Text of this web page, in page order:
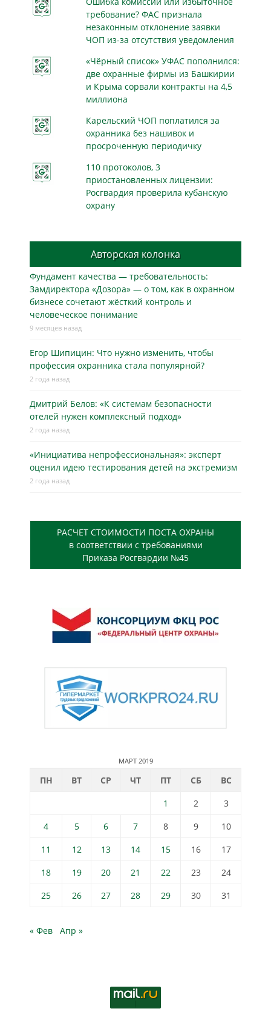
требование? ФАС признала
незаконным отклонение заявки
ЧОП из-за отсутствия уведомления
«Чёрный список» УФАС пополнился:
две охранные фирмы из Башкирии
и Крыма сорвали контракты на 4,5
миллиона
Карельский ЧОП поплатился за
охранника без нашивок и
просроченную периодичку
110 протоколов, 3
приостановленных лицензии:
Росгвардия проверила кубанскую
охрану
Авторская колонка
Фундамент качества — требовательность:
Замдиректора «Дозора» — о том, как в охранном
бизнесe сочетают жёсткий контроль и
человеческое понимание
9 месяцев назад
Егор Шипицин: Что нужно изменить, чтобы
профессия охранника стала популярной?
2 года назад
Дмитрий Белов: «К системам безопасности
отелей нужен комплексный подход»
2 года назад
«Инициатива непрофессиональная»: эксперт
оценил идею тестирования детей на экстремизм
2 года назад
РАСЧЕТ СТОИМОСТИ ПОСТА ОХРАНЫ
в соответствии с требованиями
Приказа Росгвардии №45
МАРТ 2019
ПН ВТ СР ЧТ ПТ СБ
ВС
1
2
3
4
5 6 7 8 9
10
11
12 13 14 15 16
17
18
19 20 21 22 23
24
25
26 27 28 29 30 31
« Фев Апр »